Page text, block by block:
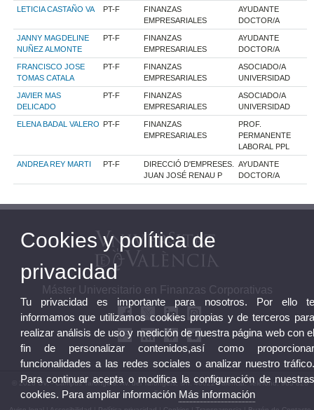
LETICIA CASTAÑO VA PT-F
FINANZAS
EMPRESARIALES
AYUDANTE
DOCTOR/A
JANNY MAGDELINE
NUÑEZ ALMONTE
PT-F
FINANZAS
EMPRESARIALES
AYUDANTE
DOCTOR/A
FRANCISCO JOSE
TOMAS CATALA
PT-F
FINANZAS
EMPRESARIALES
ASOCIADO/A
UNIVERSIDAD
JAVIER MAS
DELICADO
PT-F
FINANZAS
EMPRESARIALES
ASOCIADO/A
UNIVERSIDAD
ELENA BADAL VALERO PT-F
FINANZAS
EMPRESARIALES
PROF.
PERMANENTE
LABORAL PPL
ANDREA REY MARTI PT-F
DIRECCIÓ D'EMPRESES.
JUAN JOSÉ RENAU P
AYUDANTE
DOCTOR/A
Máster Universitario en Finanzas Corporativas
© 2026 UV. - Campus Tarongers. Av. del Tarongers, s/n. 46022 Valencia. Teléfono: 963 828
549
Cookies y política de
privacidad
Tu privacidad es importante para nosotros. Por ello
informamos que utilizamos cookies propias y de terceros
realizar análisis de uso y medición de nuestra página web con
fin de personalizar contenidos,así como
funcionalidades a las redes sociales o analizar nuestro
Para continuar acepta o modifica la configuración de
cookies. Para ampliar información Más información